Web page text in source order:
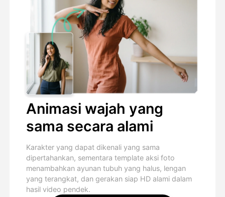
Animasi wajah yang
sama secara alami
Karakter yang dapat dikenali yang sama
dipertahankan, sementara template aksi foto
menambahkan ayunan tubuh yang halus, lengan
yang terangkat, dan gerakan siap HD alami dalam
hasil video pendek.